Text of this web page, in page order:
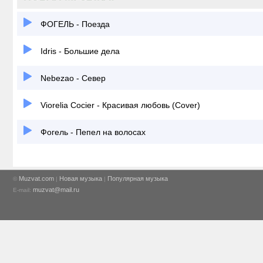
ФОГЕЛЬ - Поезда
Idris - Большие дела
Nebezao - Север
Viorelia Cocier - Красивая любовь (Cover)
Фогель - Пепел на волосах
© Muzvat.com | Новая музыка | Популярная музыка
E-mail: muzvat@mail.ru